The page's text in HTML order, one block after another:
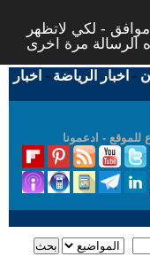
- لكي لاتظهر
- اخبار الرياضة - اخبار
للموقع - ادعمونا